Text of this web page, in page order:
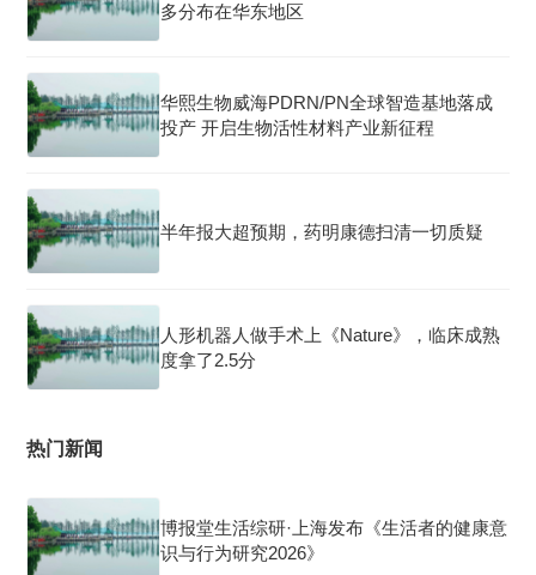
多分布在华东地区
华熙生物威海PDRN/PN全球智造基地落成
投产 开启生物活性材料产业新征程
半年报大超预期，药明康德扫清一切质疑
人形机器人做手术上《Nature》，临床成熟
度拿了2.5分
热门新闻
博报堂生活综研·上海发布《生活者的健康意
识与行为研究2026》